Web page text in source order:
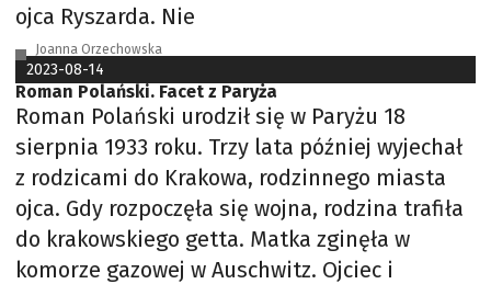
ojca Ryszarda. Nie
Joanna Orzechowska
2023-08-14
Roman Polański. Facet z Paryża
Roman Polański urodził się w Paryżu 18
sierpnia 1933 roku. Trzy lata później wyjechał
z rodzicami do Krakowa, rodzinnego miasta
ojca. Gdy rozpoczęła się wojna, rodzina trafiła
do krakowskiego getta. Matka zginęła w
komorze gazowej w Auschwitz. Ojciec i